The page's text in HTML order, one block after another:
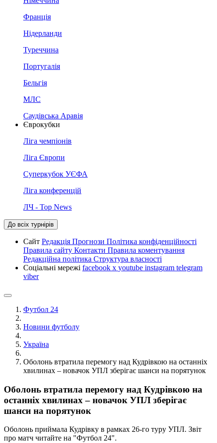
Франція
Нідерланди
Туреччина
Португалія
Бельгія
МЛС
Саудівська Аравія
Єврокубки
Ліга чемпіонів
Ліга Європи
Суперкубок УЄФА
Ліга конференцій
ЛЧ - Top News
До всіх турнірів
Сайт Редакція Прогнози Політика конфіденційності
Правила сайту Контакти Правила коментування
Редакційна політика Структура власності
Соціальні мережі facebook x youtube instagram telegram
viber
Футбол 24
Новини футболу
Україна
Оболонь втратила перемогу над Кудрівкою на останніх
хвилинах – новачок УПЛ зберігає шанси на порятунок
Оболонь втратила перемогу над Кудрівкою на
останніх хвилинах – новачок УПЛ зберігає
шанси на порятунок
Оболонь приймала Кудрівку в рамках 26-го туру УПЛ. Звіт
про матч читайте на "Футбол 24".